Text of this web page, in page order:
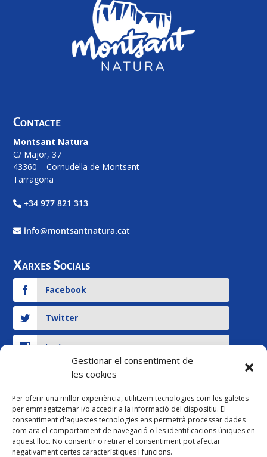
Gestionar el consentiment de
les cookies
Per oferir una millor experiència, utilitzem tecnologies com les galetes
per emmagatzemar i/o accedir a la informació del dispositiu. El
consentiment d'aquestes tecnologies ens permetrà processar dades
com ara el comportament de navegació o les identificacions úniques en
aquest lloc. No consentir o retirar el consentiment pot afectar
negativament certes característiques i funcions.
Contacte
Montsant Natura
C/ Major, 37
43360 – Cornudella de Montsant
Tarragona
+34 977 821 313
info@montsantnatura.cat
Xarxes Socials
Facebook
Twitter
Instagram
YouTube
Legal
Pagament ersonalitzat